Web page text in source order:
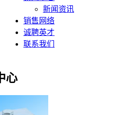
新闻资讯
销售网络
诚聘英才
联系我们
心